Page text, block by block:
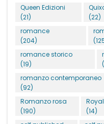
Queen Edizioni
(21)
(22)
romance
(204)
romance storico
(19)
romanzo contemporaneo
(92)
Romanzo rosa
(190)
(14)